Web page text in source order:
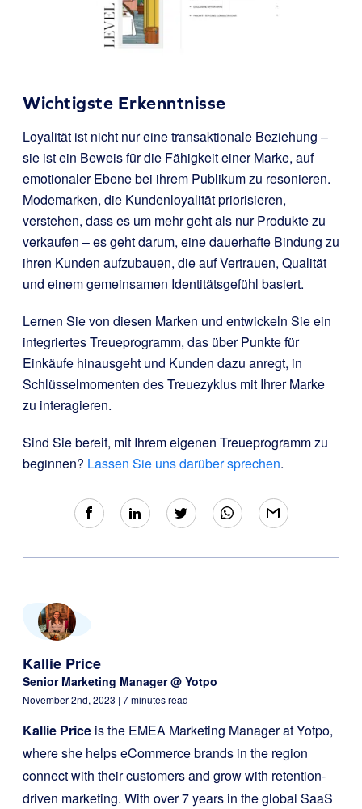
Wichtigste Erkenntnisse
Loyalität ist nicht nur eine transaktionale Beziehung –
sie ist ein Beweis für die Fähigkeit einer Marke, auf
emotionaler Ebene bei ihrem Publikum zu resonieren.
Modemarken, die Kundenloyalität priorisieren,
verstehen, dass es um mehr geht als nur Produkte zu
verkaufen – es geht darum, eine dauerhafte Bindung zu
ihren Kunden aufzubauen, die auf Vertrauen, Qualität
und einem gemeinsamen Identitätsgefühl basiert.
Lernen Sie von diesen Marken und entwickeln Sie ein
integriertes Treueprogramm, das über Punkte für
Einkäufe hinausgeht und Kunden dazu anregt, in
Schlüsselmomenten des Treuezyklus mit Ihrer Marke
zu interagieren.
Sind Sie bereit, mit Ihrem eigenen Treueprogramm zu
beginnen? Lassen Sie uns darüber sprechen.
Kallie Price
Senior Marketing Manager @ Yotpo
November 2nd, 2023 | 7 minutes read
Kallie Price is the EMEA Marketing Manager at Yotpo,
where she helps eCommerce brands in the region
connect with their customers and grow with retention-
driven marketing. With over 7 years in the global SaaS